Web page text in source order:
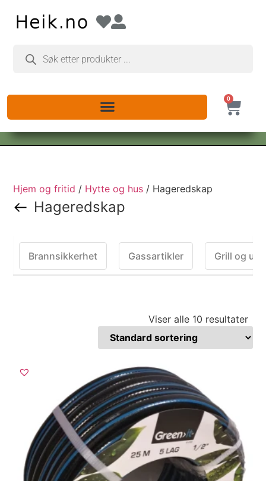
0
Hjem og fritid / Hytte og hus / Hageredskap
Hageredskap
Brannsikkerhet Gassartikler Grill og
Viser alle 10 resultater